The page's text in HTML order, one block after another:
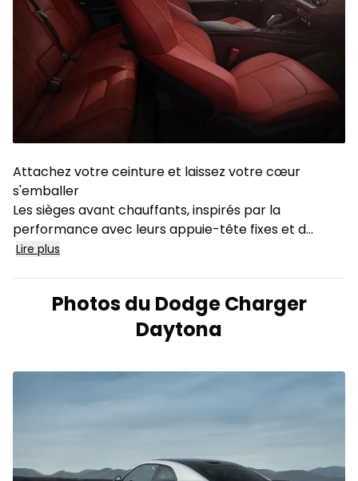
Attachez votre ceinture et laissez votre cœur
s'emballer
Les sièges avant chauffants, inspirés par la
performance avec leurs appuie-tête fixes et d...
Lire plus
Photos du Dodge Charger
Daytona